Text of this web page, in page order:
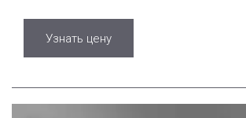
Узнать цену